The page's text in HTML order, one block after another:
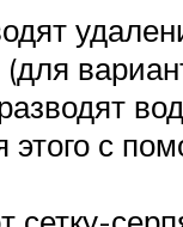
этого с